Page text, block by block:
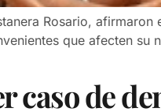
Rosario,
que afecten
caso de